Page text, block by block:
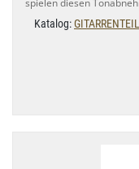
spielen diesen
Katalog: